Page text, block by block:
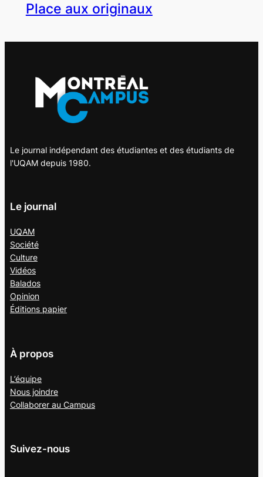
Place aux originaux
Le journal indépendant des étudiantes et des étudiants de
l'UQAM depuis 1980.
Le journal
UQAM
Société
Culture
Vidéos
Balados
Opinion
Éditions papier
À propos
L’équipe
Nous joindre
Collaborer au Campus
Suivez-nous